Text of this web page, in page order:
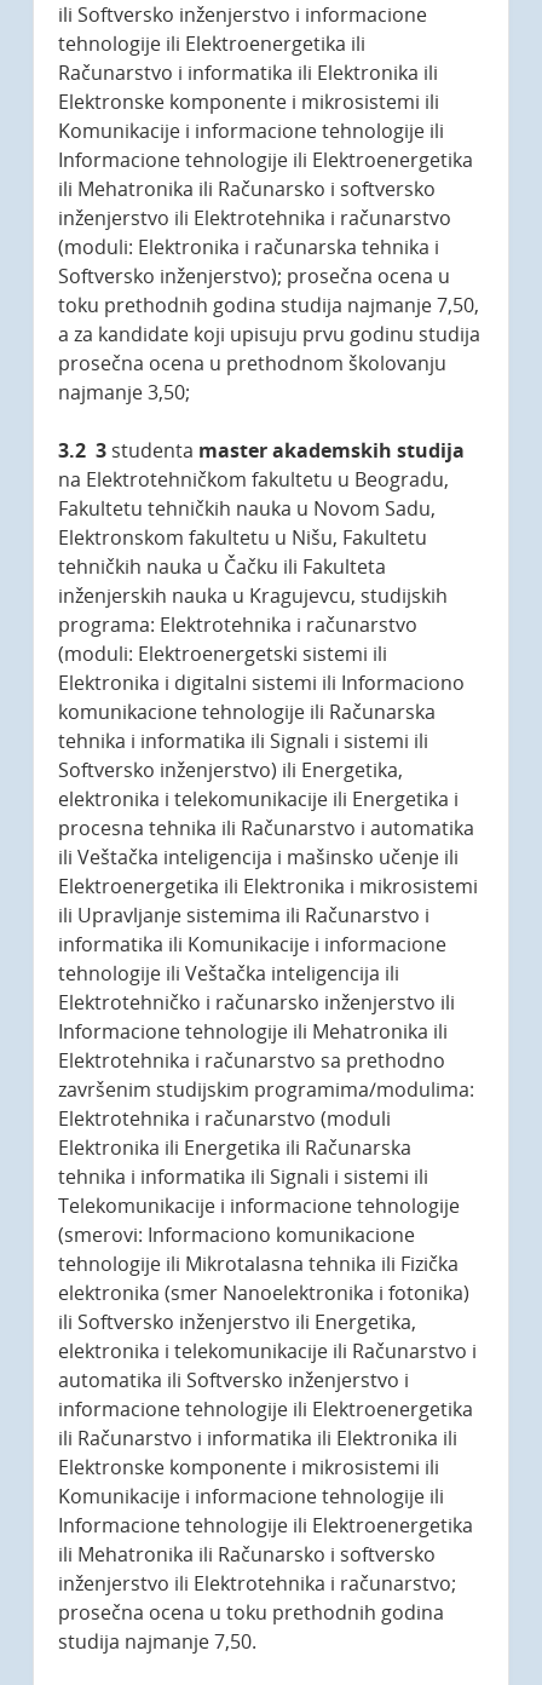
ili Softversko inženjerstvo i informacione
tehnologije ili Elektroenergetika ili
Računarstvo i informatika ili Elektronika ili
Elektronske komponente i mikrosistemi ili
Komunikacije i informacione tehnologije ili
Informacione tehnologije ili Elektroenergetika
ili Mehatronika ili Računarsko i softversko
inženjerstvo ili Elektrotehnika i računarstvo
(moduli: Elektronika i računarska tehnika i
Softversko inženjerstvo); prosečna ocena u
toku prethodnih godina studija najmanje 7,50,
a za kandidate koji upisuju prvu godinu studija
prosečna ocena u prethodnom školovanju
najmanje 3,50;
3.2 3 studenta master akademskih studija
na Elektrotehničkom fakultetu u Beogradu,
Fakultetu tehničkih nauka u Novom Sadu,
Elektronskom fakultetu u Nišu, Fakultetu
tehničkih nauka u Čačku ili Fakulteta
inženjerskih nauka u Kragujevcu, studijskih
programa: Elektrotehnika i računarstvo
(moduli: Elektroenergetski sistemi ili
Elektronika i digitalni sistemi ili Informaciono
komunikacione tehnologije ili Računarska
tehnika i informatika ili Signali i sistemi ili
Softversko inženjerstvo) ili Energetika,
elektronika i telekomunikacije ili Energetika i
procesna tehnika ili Računarstvo i automatika
ili Veštačka inteligencija i mašinsko učenje ili
Elektroenergetika ili Elektronika i mikrosistemi
ili Upravljanje sistemima ili Računarstvo i
informatika ili Komunikacije i informacione
tehnologije ili Veštačka inteligencija ili
Elektrotehničko i računarsko inženjerstvo ili
Informacione tehnologije ili Mehatronika ili
Elektrotehnika i računarstvo sa prethodno
završenim studijskim programima/modulima:
Elektrotehnika i računarstvo (moduli
Elektronika ili Energetika ili Računarska
tehnika i informatika ili Signali i sistemi ili
Telekomunikacije i informacione tehnologije
(smerovi: Informaciono komunikacione
tehnologije ili Mikrotalasna tehnika ili Fizička
elektronika (smer Nanoelektronika i fotonika)
ili Softversko inženjerstvo ili Energetika,
elektronika i telekomunikacije ili Računarstvo i
automatika ili Softversko inženjerstvo i
informacione tehnologije ili Elektroenergetika
ili Računarstvo i informatika ili Elektronika ili
Elektronske komponente i mikrosistemi ili
Komunikacije i informacione tehnologije ili
Informacione tehnologije ili Elektroenergetika
ili Mehatronika ili Računarsko i softversko
inženjerstvo ili Elektrotehnika i računarstvo;
prosečna ocena u toku prethodnih godina
studija najmanje 7,50.